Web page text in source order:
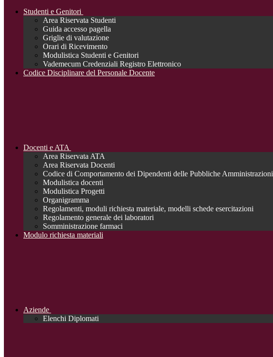
Studenti e Genitori
Area Riservata Studenti
Guida accesso pagella
Griglie di valutazione
Orari di Ricevimento
Modulistica Studenti e Genitori
Vademecum Credenziali Registro Elettronico
Codice Disciplinare del Personale Docente
Docenti e ATA
Area Riservata ATA
Area Riservata Docenti
Codice di Comportamento dei Dipendenti delle Pubbliche Amministrazioni
Modulistica docenti
Modulistica Progetti
Organigramma
Regolamenti, moduli richiesta materiale, modelli schede esercitazioni
Regolamento generale dei laboratori
Somministrazione farmaci
Modulo richiesta materiali
Aziende
Elenchi Diplomati